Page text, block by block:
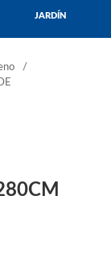
JARDÍN